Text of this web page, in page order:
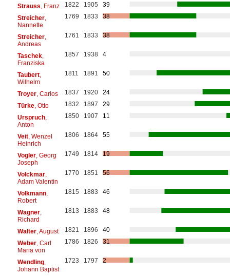
Strauss , Franz 1822 1905
39
Streicher,
Nannette
1769 1833 38
Streicher,
Andreas
1761 1833 38
Taschek,
Franziska
1857 1938 4
Taubert,
Wilhelm
1811 1891 50
Troyer, Carlos 1837 1920
24
Türke, Otto 1832 1897
29
Urspruch,
Anton
1850 1907 11
Veit, Wenzel
Heinrich
1806 1864 55
Vogler, Georg
Joseph
1749 1814 19
Volckmar,
Adam Valentin
1770 1851 56
Volkmann,
Robert
1815 1883 46
Wagner,
Richard
1813 1883 48
Walter, August 1821 1896
40
Weber, Carl
Maria von
1786 1826 31
Wendling,
Johann Baptist
1723 1797 2